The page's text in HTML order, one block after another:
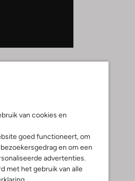
van cookies en
goed functioneert, om
en om een
advertenties.
met het gebruik van alle
.
krijgen. Sample-
in onze winkels
het jammer zijn om
bedrijf neemt de
nieuw laten uitzien.